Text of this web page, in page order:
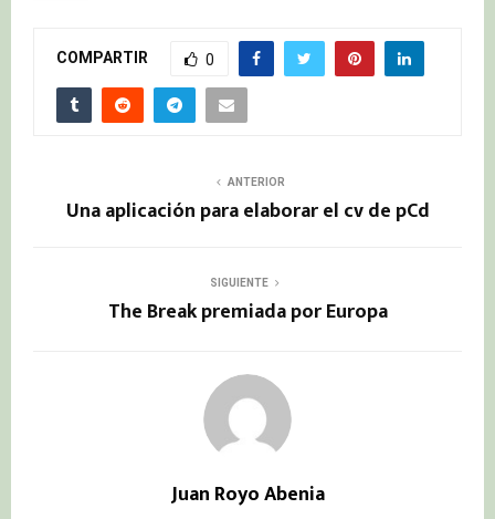
COMPARTIR 0
ANTERIOR
Una aplicación para elaborar el cv de pCd
SIGUIENTE
The Break premiada por Europa
Juan Royo Abenia